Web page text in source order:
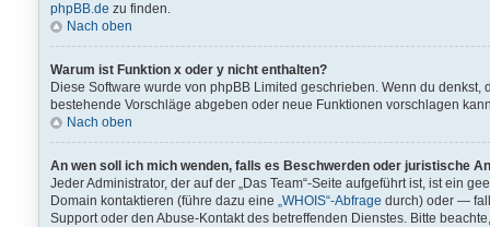
phpBB.de zu finden.
Nach oben
Warum ist Funktion x oder y nicht enthalten?
Diese Software wurde von phpBB Limited geschrieben. Wenn du
bestehende Vorschläge abgeben oder neue Funktionen vorschlagen
Nach oben
An wen soll ich mich wenden, falls es Beschwerden oder juristische
Jeder Administrator, der auf der „Das Team“-Seite aufgeführt ist, ist ein
Domain kontaktieren (führe dazu eine „WHOIS“-Abfrage durch) oder —
Support oder den Abuse-Kontakt des betreffenden Dienstes. Bitte